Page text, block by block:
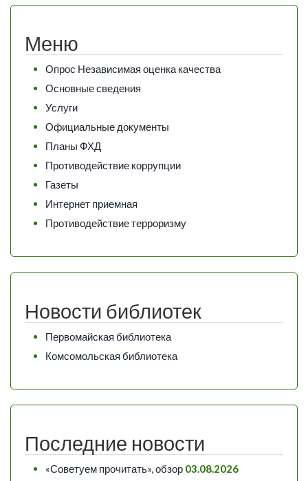
Меню
Опрос Независимая оценка качества
Основные сведения
Услуги
Официальные документы
Планы ФХД
Противодействие коррупции
Газеты
Интернет приемная
Противодействие терроризму
Новости библиотек
Первомайская библиотека
Комсомольская библиотека
Последние новости
«Советуем прочитать», обзор 03.08.2026